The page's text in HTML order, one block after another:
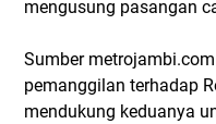
mengusung pasangan
Sumber
pemanggilan terhadap
mendukung keduanya